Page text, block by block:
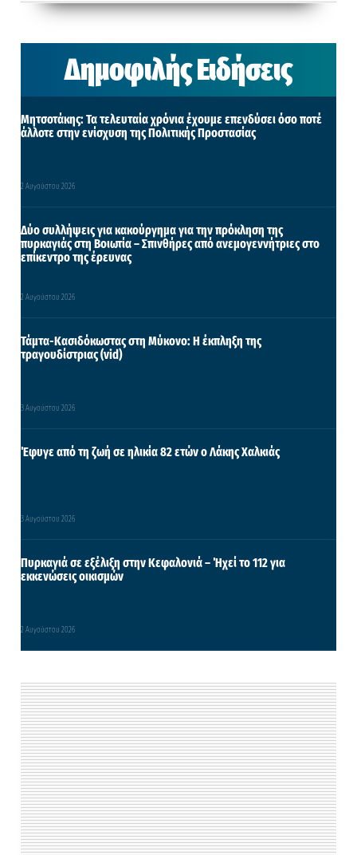
Δημοφιλής Ειδήσεις
Μητσοτάκης: Τα τελευταία χρόνια έχουμε επενδύσει όσο ποτέ
άλλοτε στην ενίσχυση της Πολιτικής Προστασίας
2 Αυγούστου 2026
Δύο συλλήψεις για κακούργημα για την πρόκληση της
πυρκαγιάς στη Βοιωτία – Σπινθήρες από ανεμογεννήτριες στο
επίκεντρο της έρευνας
2 Αυγούστου 2026
Τάμτα-Κασιδόκωστας στη Μύκονο: Η έκπληξη της
τραγουδίστριας (vid)
3 Αυγούστου 2026
Έφυγε από τη ζωή σε ηλικία 82 ετών ο Λάκης Χαλκιάς
3 Αυγούστου 2026
Πυρκαγιά σε εξέλιξη στην Κεφαλονιά – Ήχεί το 112 για
εκκενώσεις οικισμών
2 Αυγούστου 2026